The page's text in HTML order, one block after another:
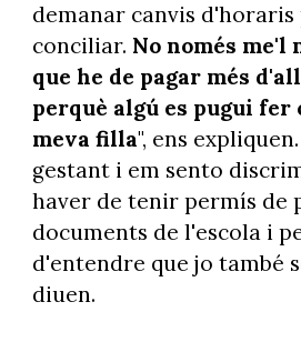
demanar canvis
conciliar. No només me'l
que he de pagar més
perquè algú es pugui fer
meva filla", ens
gestant i em sento
haver de tenir permís de
documents de l'escola i
d'entendre que jo també
diuen.